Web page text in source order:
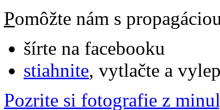
Pomôžte nám s
šírte na facebooku
stiahnite, vytlačte a
Pozrite si fotografie z